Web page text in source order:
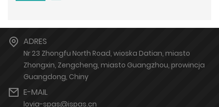
ADRES
Nr 23 Zhongfu North Road, wioska Datian, miasto
Zhongxin, Zengcheng, miasto Guangzhou, prowincja
Guangdong, Chiny
E-MAIL
lovia-spas@ispas.cn